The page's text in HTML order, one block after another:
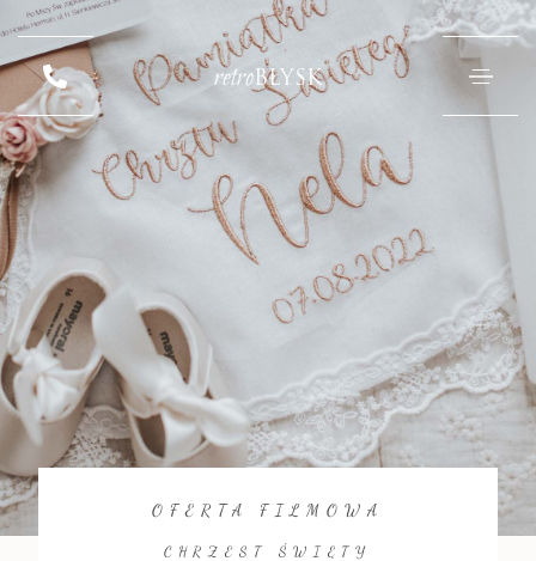
retroBŁYSK
OFERTA FILMOWA
CHRZEST ŚWIĘTY